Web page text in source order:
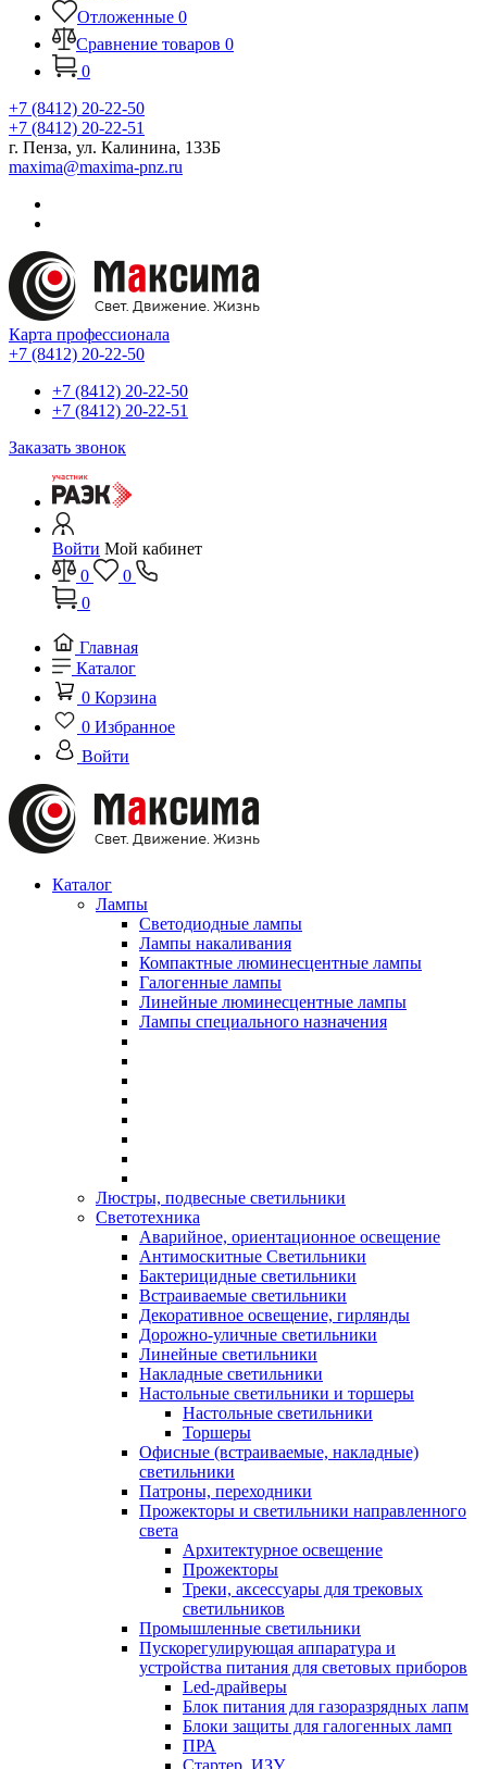
Отложенные 0
Сравнение товаров 0
0
+7 (8412) 20-22-50
+7 (8412) 20-22-51
г. Пенза, ул. Калинина, 133Б
maxima@maxima-pnz.ru
Карта профессионала
+7 (8412) 20-22-50
+7 (8412) 20-22-50
+7 (8412) 20-22-51
Заказать звонок
Войти Мой кабинет
0
0
0
Главная
Каталог
0 Корзина
0 Избранное
Войти
Каталог
Лампы
Светодиодные лампы
Лампы накаливания
Компактные люминесцентные лампы
Галогенные лампы
Линейные люминесцентные лампы
Лампы специального назначения
Люстры, подвесные светильники
Светотехника
Аварийное, ориентационное освещение
Антимоскитные Светильники
Бактерицидные светильники
Встраиваемые светильники
Декоративное освещение, гирлянды
Дорожно-уличные светильники
Линейные светильники
Накладные светильники
Настольные светильники и торшеры
Настольные светильники
Торшеры
Офисные (встраиваемые, накладные)
светильники
Патроны, переходники
Прожекторы и светильники направленного
света
Архитектурное освещение
Прожекторы
Треки, аксессуары для трековых
светильников
Промышленные светильники
Пускорегулирующая аппаратура и
устройства питания для световых приборов
Led-драйверы
Блок питания для газоразрядных лапм
Блоки защиты для галогенных ламп
ПРА
Стартер, ИЗУ